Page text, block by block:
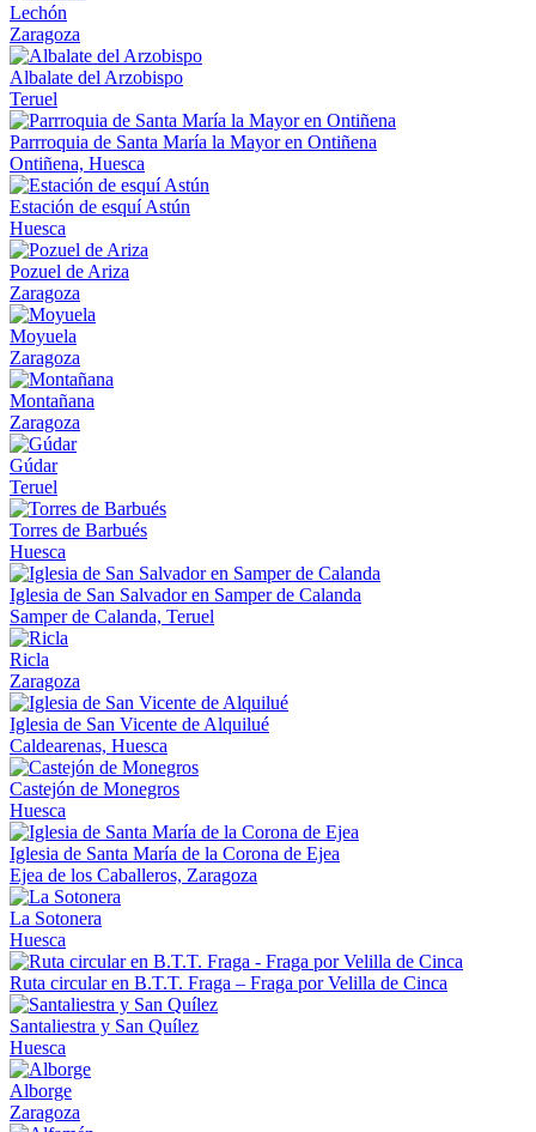
Lechón
Zaragoza
Albalate del Arzobispo
Teruel
Parrroquia de Santa María la Mayor en Ontiñena
Ontiñena, Huesca
Estación de esquí Astún
Huesca
Pozuel de Ariza
Zaragoza
Moyuela
Zaragoza
Montañana
Zaragoza
Gúdar
Teruel
Torres de Barbués
Huesca
Iglesia de San Salvador en Samper de Calanda
Samper de Calanda, Teruel
Ricla
Zaragoza
Iglesia de San Vicente de Alquilué
Caldearenas, Huesca
Castejón de Monegros
Huesca
Iglesia de Santa María de la Corona de Ejea
Ejea de los Caballeros, Zaragoza
La Sotonera
Huesca
Ruta circular en B.T.T. Fraga – Fraga por Velilla de Cinca
Santaliestra y San Quílez
Huesca
Alborge
Zaragoza